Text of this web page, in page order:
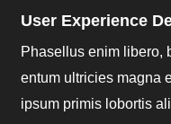
User Experience
Phasellus enim libero,
entum ultricies magna
ipsum primis lobortis